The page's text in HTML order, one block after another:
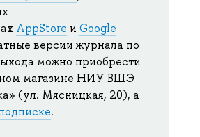
AppStore и Google
версии журнала по
можно приобрести
магазине НИУ ВШЭ
(ул. Мясницкая, 20), а
.